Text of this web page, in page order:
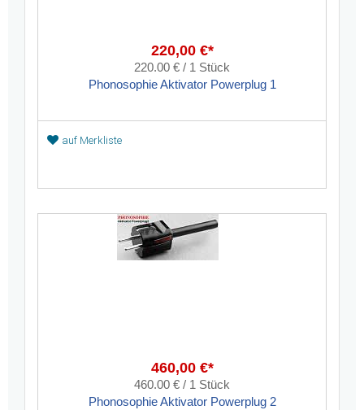
220,00 €*
220.00 € / 1 Stück
Phonosophie Aktivator Powerplug 1
auf Merkliste
460,00 €*
460.00 € / 1 Stück
Phonosophie Aktivator Powerplug 2